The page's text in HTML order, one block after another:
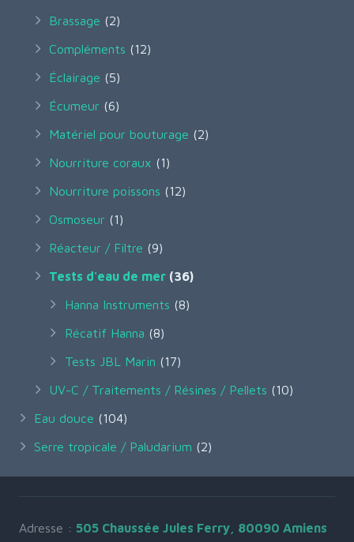
Brassage (2)
Compléments (12)
Éclairage (5)
Écumeur (6)
Matériel pour bouturage (2)
Nourriture coraux (1)
Nourriture poissons (12)
Osmoseur (1)
Réacteur / Filtre (9)
Tests d'eau de mer (36)
Hanna Instruments (8)
Récatif Hanna (8)
Tests JBL Marin (17)
UV-C / Traitements / Résines / Pellets (10)
Eau douce (104)
Serre tropicale / Paludarium (2)
Adresse : 505 Chaussée Jules Ferry, 80090 Amiens